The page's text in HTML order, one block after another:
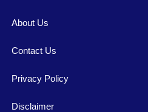
About Us
Contact Us
Privacy Policy
Disclaimer